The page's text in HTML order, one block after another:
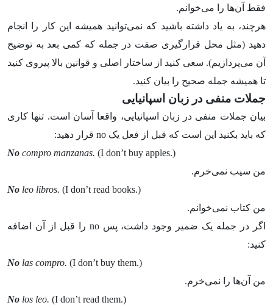
فقط آن‌ها را می‌خوانم.
هرچند، به یاد داشته باشید که نمی‌توانید همیشه این کار را انجام
دهید (مثل محل قرارگیری صفت در جمله که کمی بعد به توضیح
آن می‌پردازیم). سعی کنید از ساختار اصلی و قوانین بالا پیروی کنید
تا همیشه جمله صحیح را بیان کنید.
جملات منفی در زبان اسپانیایی
بیان جملات منفی در زبان اسپانیایی، واقعا آسان است. تنها کاری
که باید بکنید این است که قبل از فعل یک no‌ قرار دهید:
No compro manzanas. (I don’t buy apples.)
من سیب نمی‌خرم.
No leo libros. (I don’t read books.)
من کتاب نمی‌خوانم.
اگر در جمله یک ضمیر وجود داشت، پس no‌ را قبل از آن اضافه
کنید:
No las compro. (I don’t buy them.)
من آن‌ها را نمی‌خرم.
No los leo. (I don’t read them.)